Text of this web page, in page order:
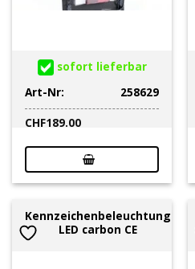
sofort lieferbar
Art-Nr:
258629
CHF189.00
Kennzeichenbeleuchtung
LED carbon CE